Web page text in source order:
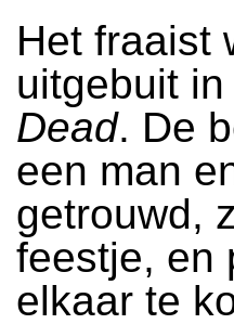
Het fraaist
uitgebuit
Dead. De
een man
getrouwd,
feestje, en
elkaar te